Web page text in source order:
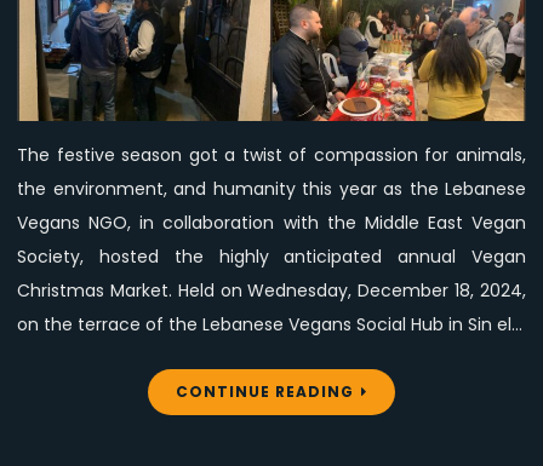
East
Vegan
Society’s
Vegan
Market
with
Free
Vegan
The festive season got a twist of compassion for animals,
the environment, and humanity this year as the Lebanese
Vegans NGO, in collaboration with the Middle East Vegan
Society, hosted the highly anticipated annual Vegan
Christmas Market. Held on Wednesday, December 18, 2024,
on the terrace of the Lebanese Vegans Social Hub in Sin el…
CONTINUE READING